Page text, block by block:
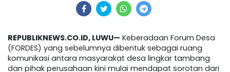
REPUBLIKNEWS.CO.ID, LUWU— Keberadaan Forum Desa
(FORDES) yang sebelumnya dibentuk sebagai ruang
komunikasi antara masyarakat desa lingkar tambang
dan pihak perusahaan kini mulai mendapat sorotan dari